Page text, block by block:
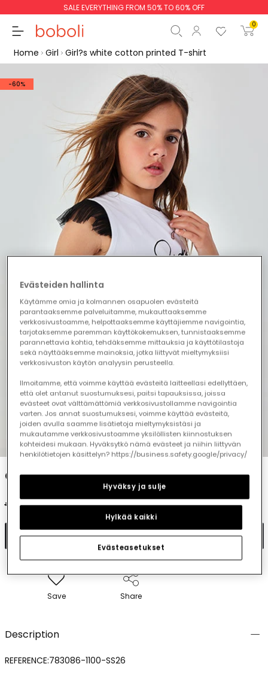
SALE EVERYTHING FROM 50% TO 60% OFF
0
Continue Start order
Home Girl Girl?s white cotton printed T-shirt
-60%
1 2 3 4 5
Girl?s white cotton printed T-shirt
€25.95 €12.95 €10.35
Add to cart
Save Share
Description
REFERENCE:783086-1100-SS26
Evästeiden hallinta
Käytämme omia ja kolmannen osapuolen evästeitä
parantaaksemme palveluitamme, mukauttaaksemme
verkkosivustoamme, helpottaaksemme käyttäjiemme navigointia,
tarjotaksemme paremman käyttökokemuksen, tunnistaaksemme
parannettavia kohtia, tehdäksemme mittauksia ja käyttötilastoja
sekä näyttääksemme mainoksia, jotka liittyvät mieltymyksiisi
verkkosivuston käytön analyysin perusteella.
Ilmoitamme, että voimme käyttää evästeitä laitteellasi edellyttäen,
että olet antanut suostumuksesi, paitsi tapauksissa, joissa
evästeet ovat välttämättömiä verkkosivustollamme navigointia
varten. Jos annat suostumuksesi, voimme käyttää evästeitä,
joiden avulla saamme lisätietoja mieltymyksistäsi ja
mukautamme verkkosivustoamme yksilöllisten kiinnostuksen
kohteidesi mukaan. Hyväksytkö nämä evästeet ja niihin liittyvän
henkilötietojen käsittelyn? https://business.safety.google/privacy/
Evästeasetukset
Hylkää kaikki
Hyväksy ja sulje